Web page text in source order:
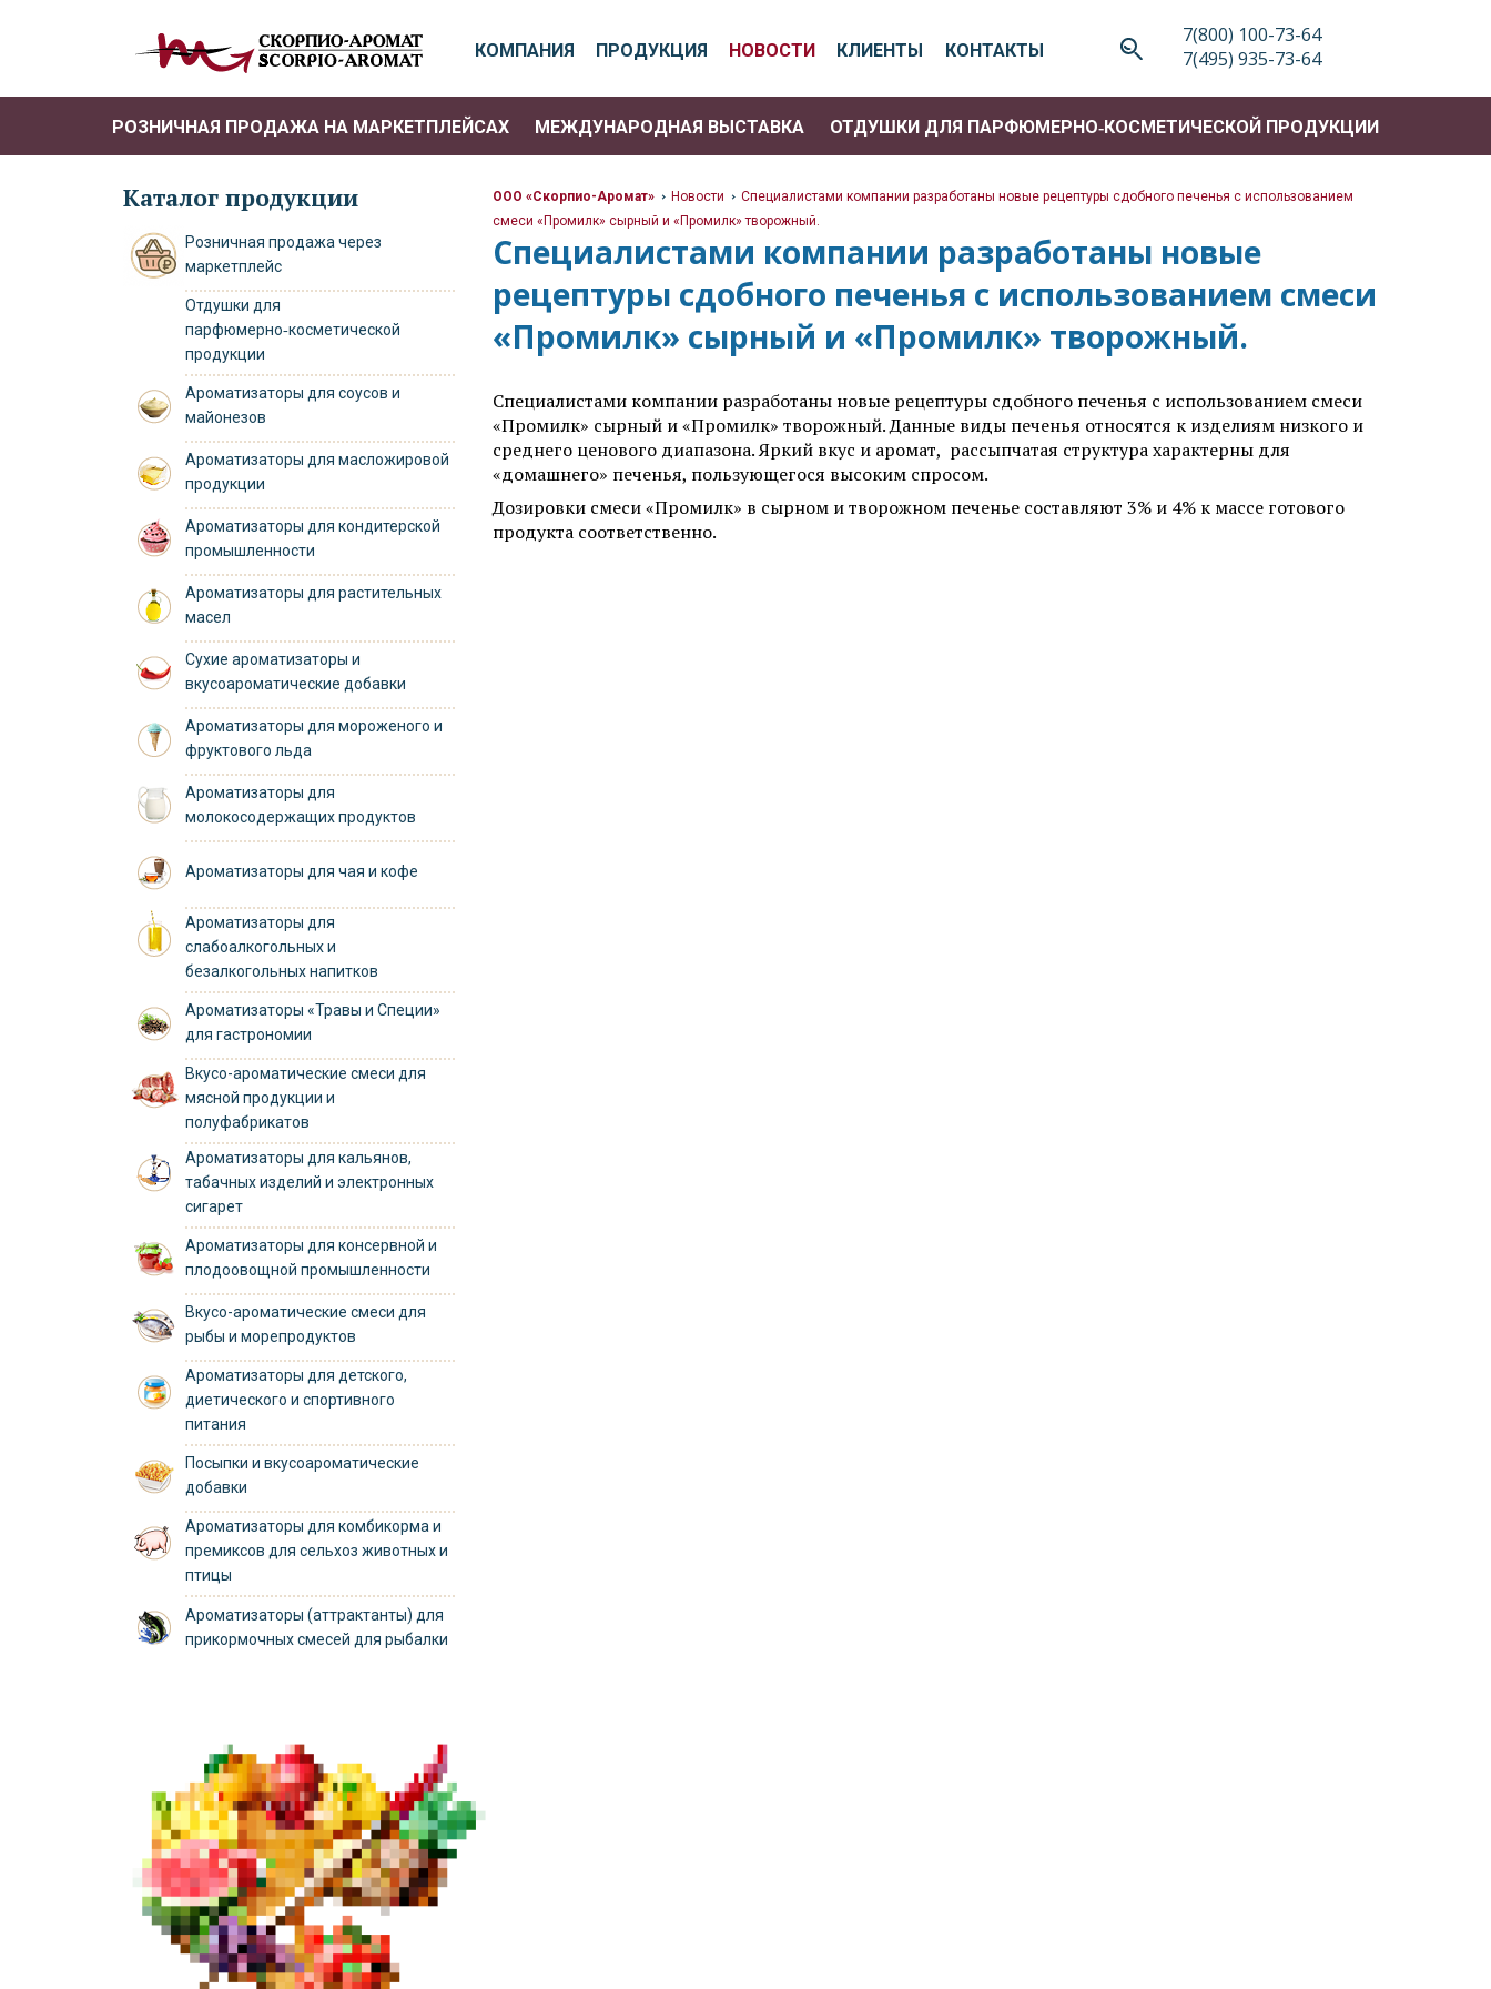
КОМПАНИЯ ПРОДУКЦИЯ НОВОСТИ КЛИЕНТЫ КОНТАКТЫ
7(800) 100-73-64
7(495) 935-73-64
РОЗНИЧНАЯ ПРОДАЖА НА МАРКЕТПЛЕЙСАХ МЕЖДУНАРОДНАЯ ВЫСТАВКА ОТДУШКИ ДЛЯ ПАРФЮМЕРНО‑КОСМЕТИЧЕСКОЙ ПРОДУКЦИИ
Каталог продукции
Розничная продажа через
маркетплейс
Отдушки для
парфюмерно‑косметической
продукции
Ароматизаторы для соусов и
майонезов
Ароматизаторы для масложировой
продукции
Ароматизаторы для кондитерской
промышленности
Ароматизаторы для растительных
масел
Сухие ароматизаторы и
вкусоароматические добавки
Ароматизаторы для мороженого и
фруктового льда
Ароматизаторы для
молокосодержащих продуктов
Ароматизаторы для чая и кофе
Ароматизаторы для
слабоалкогольных и
безалкогольных напитков
Ароматизаторы «Травы и Специи»
для гастрономии
Вкусо-ароматические смеси для
мясной продукции и
полуфабрикатов
Ароматизаторы для кальянов,
табачных изделий и электронных
сигарет
Ароматизаторы для консервной и
плодоовощной промышленности
Вкусо-ароматические смеси для
рыбы и морепродуктов
Ароматизаторы для детского,
диетического и спортивного
питания
Посыпки и вкусоароматические
добавки
Ароматизаторы для комбикорма и
премиксов для сельхоз животных и
птицы
Ароматизаторы (аттрактанты) для
прикормочных смесей для рыбалки
ООО «Скорпио-Аромат»>Новости> Специалистами компании разработаны новые рецептуры сдобного печенья с использованием
смеси «Промилк» сырный и «Промилк» творожный.
Специалистами компании разработаны новые
рецептуры сдобного печенья с использованием смеси
«Промилк» сырный и «Промилк» творожный.
Специалистами компании разработаны новые рецептуры сдобного печенья с использованием смеси
«Промилк» сырный и «Промилк» творожный. Данные виды печенья относятся к изделиям низкого и
среднего ценового диапазона. Яркий вкус и аромат, рассыпчатая структура характерны для
«домашнего» печенья, пользующегося высоким спросом.
Дозировки смеси «Промилк» в сырном и творожном печенье составляют 3% и 4% к массе готового
продукта соответственно.